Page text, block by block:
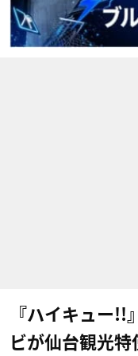
『ハイキュー!!
ビが仙台観光